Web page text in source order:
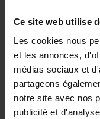
Ce site web utilise
Les cookies nous
et les annonces,
médias sociaux et
partageons
notre site avec nos
publicité et
Catalogue